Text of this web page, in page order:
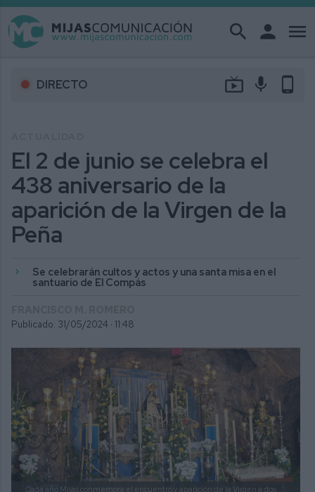
search person menu
DIRECTO live_tv mic phone_android
El 2 de junio se celebra el
438 aniversario de la
aparición de la Virgen de la
Peña
Se celebrarán cultos y actos y una santa misa en el
santuario de El Compás
Publicado: 31/05/2024 · 11:48
Cada año Mijas conmemora el encuentro y aparición de la Virgen a dos